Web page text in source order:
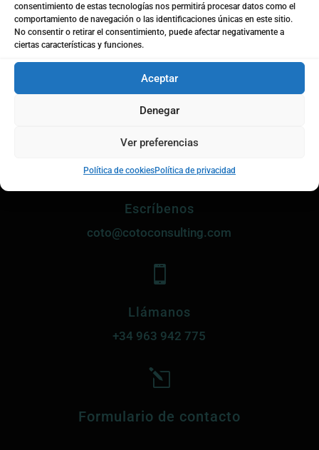
consentimiento de estas tecnologías nos permitirá procesar datos como el
comportamiento de navegación o las identificaciones únicas en este sitio.
No consentir o retirar el consentimiento, puede afectar negativamente a
ciertas características y funciones.
Aceptar
Denegar
Ver preferencias
Política de cookiesPolítica de privacidad

Escríbenos
coto@cotoconsulting.com

Llámanos
+34 963 942 775
l
Formulario de contacto